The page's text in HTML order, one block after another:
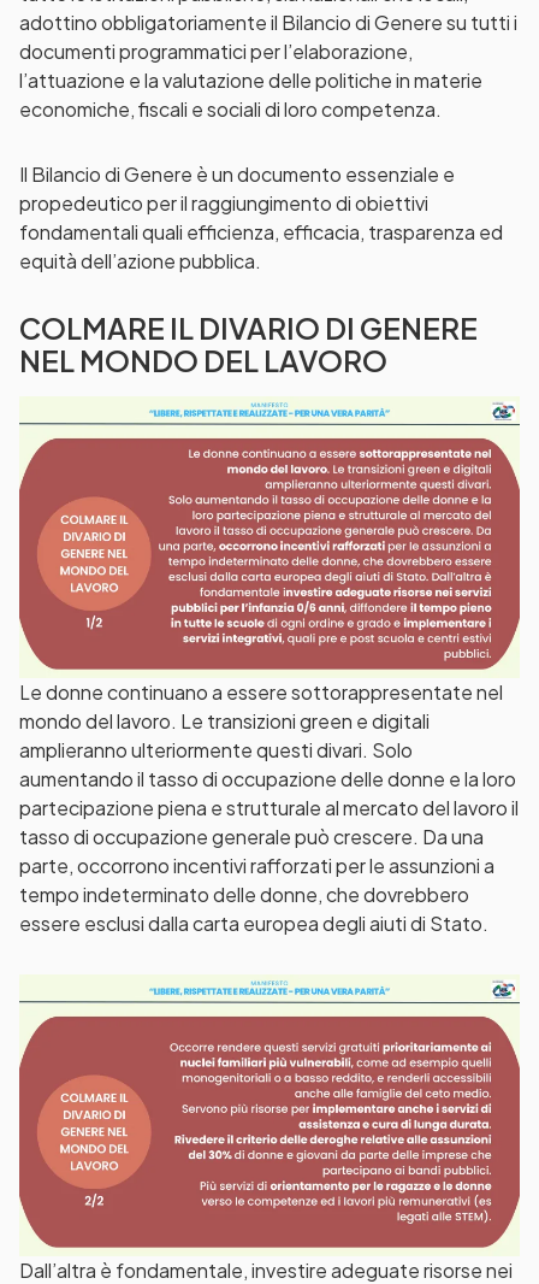
adottino obbligatoriamente il Bilancio di Genere su tutti i
documenti programmatici per l’elaborazione,
l’attuazione e la valutazione delle politiche in materie
economiche, fiscali e sociali di loro competenza.
Il Bilancio di Genere è un documento essenziale e
propedeutico per il raggiungimento di obiettivi
fondamentali quali efficienza, efficacia, trasparenza ed
equità dell’azione pubblica.
COLMARE IL DIVARIO DI GENERE
NEL MONDO DEL LAVORO
Le donne continuano a essere sottorappresentate nel
mondo del lavoro. Le transizioni green e digitali
amplieranno ulteriormente questi divari. Solo
aumentando il tasso di occupazione delle donne e la loro
partecipazione piena e strutturale al mercato del lavoro il
tasso di occupazione generale può crescere. Da una
parte, occorrono incentivi rafforzati per le assunzioni a
tempo indeterminato delle donne, che dovrebbero
essere esclusi dalla carta europea degli aiuti di Stato.
Dall’altra è fondamentale, investire adeguate risorse nei